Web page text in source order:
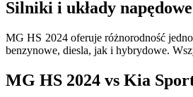
Silniki i układy napędowe
MG HS 2024 oferuje różnorodność
benzynowe, diesla, jak i hybrydowe.
MG HS 2024 vs Kia